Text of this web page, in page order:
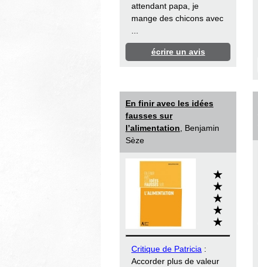
attendant papa, je
mange des chicons avec
écrire un avis
En finir avec les idées
fausses sur
l’alimentation , Benjamin
Sèze
Critique de Patricia :
Accorder plus de valeur